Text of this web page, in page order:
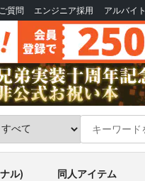
質問 エンジニア採用 アルバイト
ル) 同人アイテム